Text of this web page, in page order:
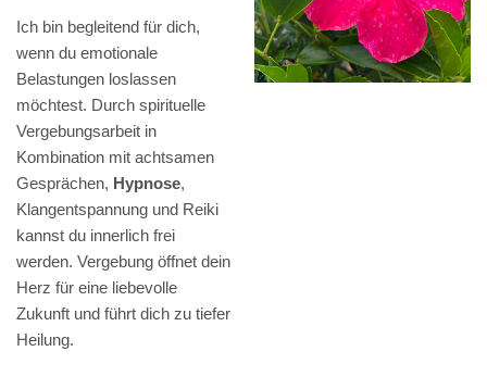
Ich bin begleitend für dich,
wenn du emotionale
Belastungen loslassen
möchtest. Durch spirituelle
Vergebungsarbeit in
Kombination mit achtsamen
Gesprächen, Hypnose,
Klangentspannung und Reiki
kannst du innerlich frei
werden. Vergebung öffnet dein
Herz für eine liebevolle
Zukunft und führt dich zu tiefer
Heilung.